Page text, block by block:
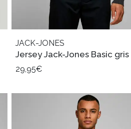
JACK-JONES
Jersey Jack-Jones Basic gris
29,95€